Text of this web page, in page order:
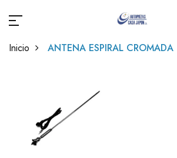
Inicio ANTENA ESPIRAL CROMADA